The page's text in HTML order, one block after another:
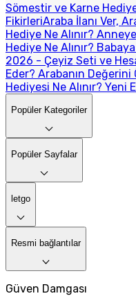
Sömestir ve Karne
FikirleriAraba İlanı Ver,
Hediye Ne Alınır?
Hediye Ne Alınır?
2026 - Çeyiz Seti ve
Eder? Arabanın Değerini
Hediyesi Ne Alınır? Yeni
Popüler Kategoriler
Popüler Sayfalar
letgo
Resmi bağlantılar
Güven Damgası